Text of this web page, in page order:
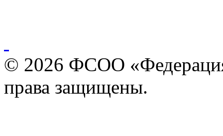
© 2026 ФСОО
права защищены.